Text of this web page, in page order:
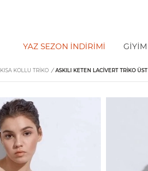
YAZ SEZON İNDIRIMI GİYİM
KISA KOLLU TRIKO / ASKILI KETEN LACIVERT TRIKO ÜST